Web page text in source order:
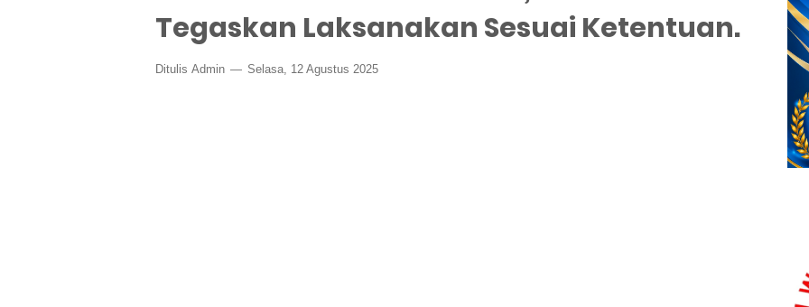
Tegaskan Laksanakan Sesuai Ketentuan.
Ditulis Admin Selasa, 12 Agustus 2025